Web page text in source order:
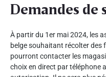
Demandes de
À partir du 1er mai 2024, les
belge souhaitant récolter des
pourront contacter les
choix en direct par téléphone